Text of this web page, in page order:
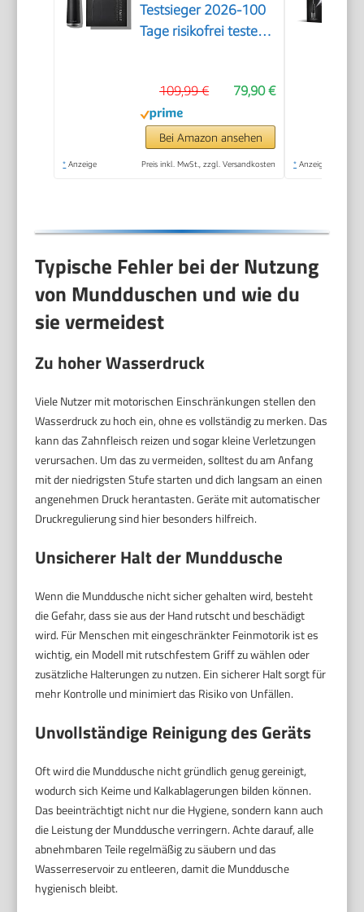
Testsieger 2026-100
Tage risikofrei testen -
optimale Zahn- &
Zahnfleischpflege - 5
Modi - PowerAkku 30
Tagen Laufzeit
79,90 €
109,99 €
Bei Amazon ansehen
* Anzeige Preis inkl. MwSt., zzgl. Versandkosten * Anzeige
Typische Fehler bei der Nutzung
von Mundduschen und wie du
sie vermeidest
Zu hoher Wasserdruck
Viele Nutzer mit motorischen Einschränkungen stellen den
Wasserdruck zu hoch ein, ohne es vollständig zu merken. Das
kann das Zahnfleisch reizen und sogar kleine Verletzungen
verursachen. Um das zu vermeiden, solltest du am Anfang
mit der niedrigsten Stufe starten und dich langsam an einen
angenehmen Druck herantasten. Geräte mit automatischer
Druckregulierung sind hier besonders hilfreich.
Unsicherer Halt der Munddusche
Wenn die Munddusche nicht sicher gehalten wird, besteht
die Gefahr, dass sie aus der Hand rutscht und beschädigt
wird. Für Menschen mit eingeschränkter Feinmotorik ist es
wichtig, ein Modell mit rutschfestem Griff zu wählen oder
zusätzliche Halterungen zu nutzen. Ein sicherer Halt sorgt für
mehr Kontrolle und minimiert das Risiko von Unfällen.
Unvollständige Reinigung des Geräts
Oft wird die Munddusche nicht gründlich genug gereinigt,
wodurch sich Keime und Kalkablagerungen bilden können.
Das beeinträchtigt nicht nur die Hygiene, sondern kann auch
die Leistung der Munddusche verringern. Achte darauf, alle
abnehmbaren Teile regelmäßig zu säubern und das
Wasserreservoir zu entleeren, damit die Munddusche
hygienisch bleibt.